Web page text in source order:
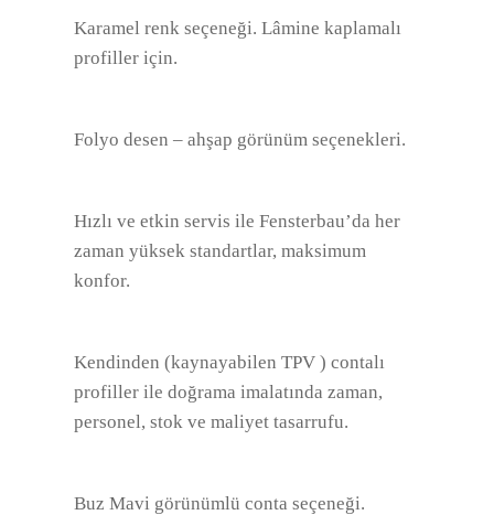
Karamel renk seçeneği. Lâmine kaplamalı
profiller için.
Folyo desen – ahşap görünüm seçenekleri.
Hızlı ve etkin servis ile Fensterbau’da her
zaman yüksek standartlar, maksimum
konfor.
Kendinden (kaynayabilen TPV ) contalı
profiller ile doğrama imalatında zaman,
personel, stok ve maliyet tasarrufu.
Buz Mavi görünümlü conta seçeneği.